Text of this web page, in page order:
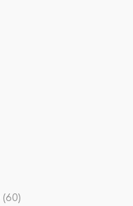
(60)